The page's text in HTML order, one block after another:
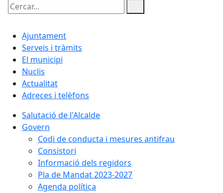
Cercar:
Ajuntament
Serveis i tràmits
El municipi
Nuclis
Actualitat
Adreces i telèfons
Salutació de l'Alcalde
Govern
Codi de conducta i mesures antifrau
Consistori
Informació dels regidors
Pla de Mandat 2023-2027
Agenda política